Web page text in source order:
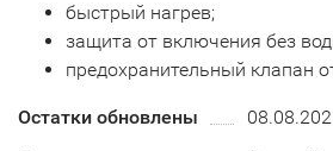
быстрый нагрев;
защита от включения без
предохранительный клапан
Остатки обновлены